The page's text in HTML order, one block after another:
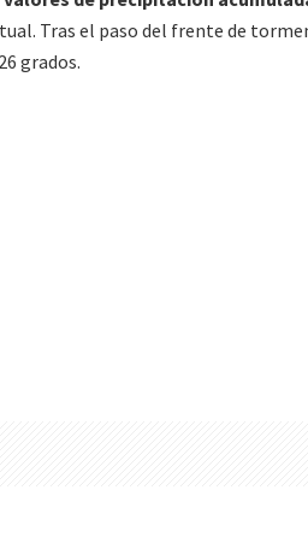
Tras el paso del frente de
grados.